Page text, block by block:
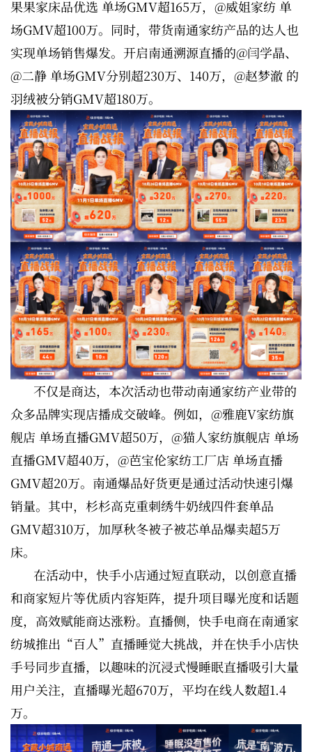
果果家床品优选 单场GMV超165万，@威姐家纺 单
场GMV超100万。同时，带货南通家纺产品的达人也
实现单场销售爆发。开启南通溯源直播的@闫学晶、
@二静 单场GMV分别超230万、140万，@赵梦澈 的
羽绒被分销GMV超180万。
不仅是商达，本次活动也带动南通家纺产业带的
众多品牌实现店播成交破峰。例如，@雅鹿V家纺旗
舰店 单场直播GMV超50万，@猫人家纺旗舰店 单场
直播GMV超40万，@芭宝伦家纺工厂店 单场直播
GMV超20万。南通爆品好货更是通过活动快速引爆
销量。其中，杉杉高克重刺绣牛奶绒四件套单品
GMV超310万，加厚秋冬被子被芯单品爆卖超5万
床。
在活动中，快手小店通过短直联动，以创意直播
和商家短片等优质内容矩阵，提升项目曝光度和话题
度，高效赋能商达涨粉。直播侧，快手电商在南通家
纺城推出“百人”直播睡觉大挑战，并在快手小店快
手号同步直播，以趣味的沉浸式慢睡眠直播吸引大量
用户关注，直播曝光超670万，平均在线人数超1.4
万。